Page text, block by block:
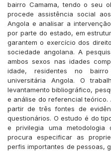
bairro Camama, tendo o seu
procede assistência social
Angola e analisar a
por parte do estado, em
garantem o exercício dos
sociedade angolana. A
ambos sexos nas idades
idade, residentes no
universitária Angola. O
levantamento bibliográfico,
e análise do referencial
partir de três fontes de
questionários. O estudo é do
e privilegia uma metodologia
procura especificar as
perfis importantes de pessoas,